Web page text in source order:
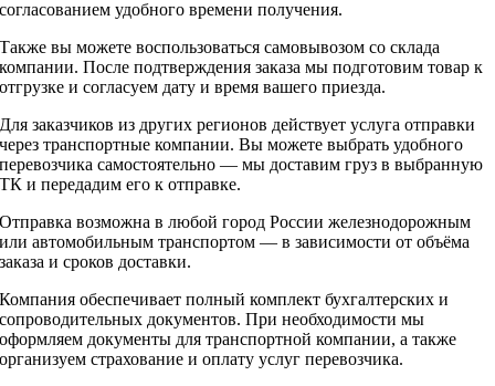
согласованием удобного времени получения.
Также вы можете воспользоваться самовывозом со склада
компании. После подтверждения заказа мы подготовим товар к
отгрузке и согласуем дату и время вашего приезда.
Для заказчиков из других регионов действует услуга отправки
через транспортные компании. Вы можете выбрать удобного
перевозчика самостоятельно — мы доставим груз в выбранную
ТК и передадим его к отправке.
Отправка возможна в любой город России железнодорожным
или автомобильным транспортом — в зависимости от объёма
заказа и сроков доставки.
Компания обеспечивает полный комплект бухгалтерских и
сопроводительных документов. При необходимости мы
оформляем документы для транспортной компании, а также
организуем страхование и оплату услуг перевозчика.